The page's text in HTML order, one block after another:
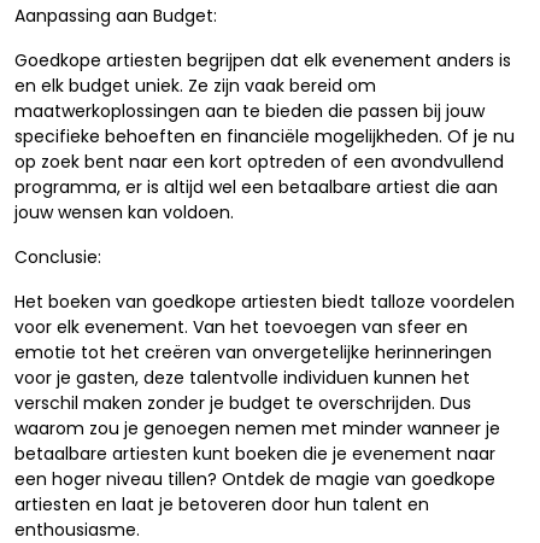
Aanpassing aan Budget:
Goedkope artiesten begrijpen dat elk evenement anders is
en elk budget uniek. Ze zijn vaak bereid om
maatwerkoplossingen aan te bieden die passen bij jouw
specifieke behoeften en financiële mogelijkheden. Of je nu
op zoek bent naar een kort optreden of een avondvullend
programma, er is altijd wel een betaalbare artiest die aan
jouw wensen kan voldoen.
Conclusie:
Het boeken van goedkope artiesten biedt talloze voordelen
voor elk evenement. Van het toevoegen van sfeer en
emotie tot het creëren van onvergetelijke herinneringen
voor je gasten, deze talentvolle individuen kunnen het
verschil maken zonder je budget te overschrijden. Dus
waarom zou je genoegen nemen met minder wanneer je
betaalbare artiesten kunt boeken die je evenement naar
een hoger niveau tillen? Ontdek de magie van goedkope
artiesten en laat je betoveren door hun talent en
enthousiasme.